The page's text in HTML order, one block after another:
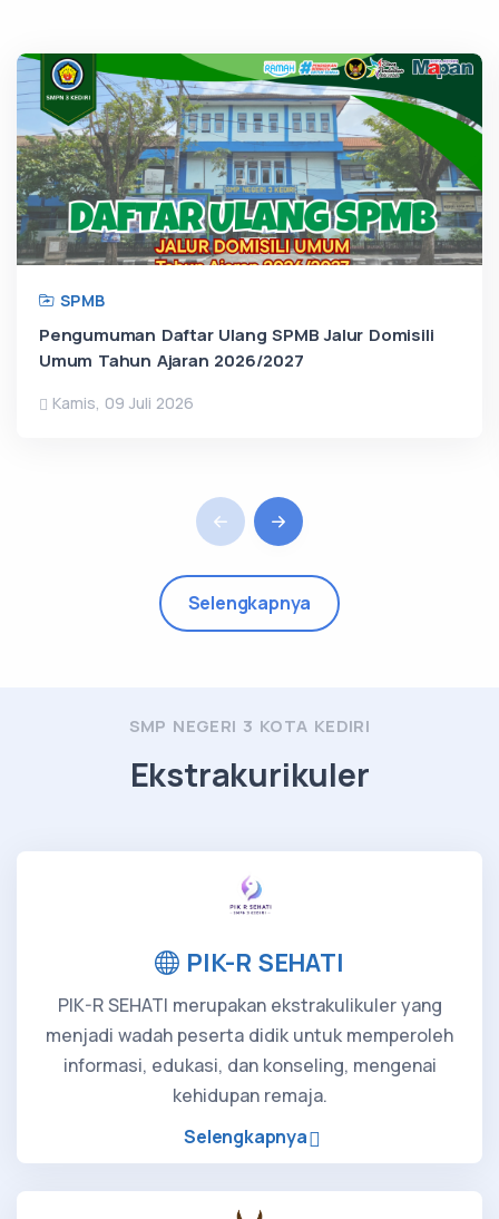
SPMB
Pengumuman Daftar Ulang SPMB Jalur Domisili
Umum Tahun Ajaran 2026/2027
Kamis, 09 Juli 2026
Selengkapnya
SMP NEGERI 3 KOTA KEDIRI
Ekstrakurikuler
PIK-R SEHATI
PIK-R SEHATI merupakan ekstrakulikuler yang
menjadi wadah peserta didik untuk memperoleh
informasi, edukasi, dan konseling, mengenai
kehidupan remaja.
Selengkapnya